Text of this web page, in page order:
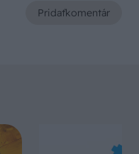
Pridaťkomentár